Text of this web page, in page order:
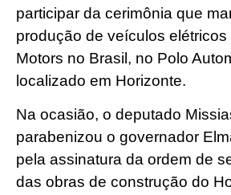
participar da cerimônia que
produção de veículos elétricos
Motors no Brasil, no Polo
localizado em Horizonte.
Na ocasião, o deputado
parabenizou o governador
pela assinatura da ordem de
das obras de construção do